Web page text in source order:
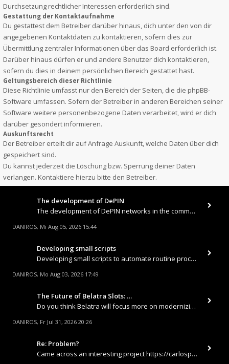
Durchsetzung rechtlicher Interessen erforderlich sind.
Gestattung der Kontaktaufnahme
Du gestattest dem Betreiber darüber hinaus, dich unter den von dir
angegebenen Kontaktdaten zu kontaktieren, sofern dies zur
Übermittlung zentraler Informationen über das Board erforderlich ist.
Darüber hinaus dürfen er und andere Benutzer dich kontaktieren,
sofern du dies in deinem persönlichen Bereich gestattet hast.
Geltungsbereich dieser Richtlinie
Diese Richtlinie umfasst nur den Bereich der Seiten, die die phpBB-
Software umfassen. Sofern der Betreiber in anderen Bereichen seiner
Software weitere personenbezogene Daten verarbeitet, wird er dich
darüber gesondert informieren.
Auskunftsrecht
Der Betreiber erteilt dir auf Anfrage Auskunft, welche Daten über dich
gespeichert sind.
Du kannst jederzeit die Löschung bzw. Sperrung deiner Daten
verlangen. Kontaktiere hierzu bitte den Betreiber.
The development of DePIN
The development of DePIN networks in the communications sector (decentralized wireless internet and 5G) offers ordinary
DANIROS, Mi Aug 05, 2026 15:44
Developing small scripts
Developing small scripts to automate routine processes (such as report downloading, database synchronization, or sending
DANIROS, Mo Aug 03, 2026 17:49
The Future of Belatra Slots: …
Do you think Belatra will focus more on modernizing their land-based classics or fully shift toward high-tech 3D slots a
DANIROS, Fr Jul 31, 2026 20:26
Re: Problem?
Came across an interesting project https://carlospincasino.com Was looking for a place where a good section with fast